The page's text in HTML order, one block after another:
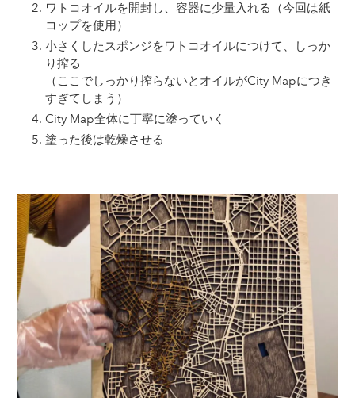
ワトコオイルを開封し、容器に少量入れる（今回は紙
コップを使用）
小さくしたスポンジをワトコオイルにつけて、しっか
り搾る
（ここでしっかり搾らないとオイルがCity Mapにつき
すぎてしまう）
City Map全体に丁寧に塗っていく
塗った後は乾燥させる